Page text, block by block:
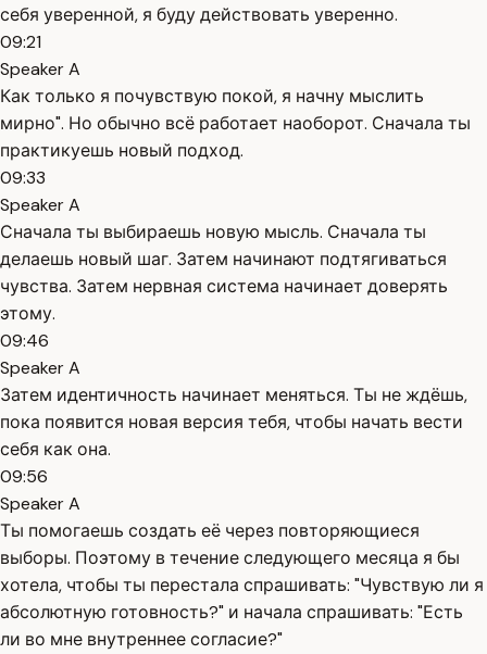
себя уверенной, я буду действовать уверенно.
09:21
Speaker A
Как только я почувствую покой, я начну мыслить
мирно". Но обычно всё работает наоборот. Сначала ты
практикуешь новый подход.
09:33
Speaker A
Сначала ты выбираешь новую мысль. Сначала ты
делаешь новый шаг. Затем начинают подтягиваться
чувства. Затем нервная система начинает доверять
этому.
09:46
Speaker A
Затем идентичность начинает меняться. Ты не ждёшь,
пока появится новая версия тебя, чтобы начать вести
себя как она.
09:56
Speaker A
Ты помогаешь создать её через повторяющиеся
выборы. Поэтому в течение следующего месяца я бы
хотела, чтобы ты перестала спрашивать: "Чувствую ли я
абсолютную готовность?" и начала спрашивать: "Есть
ли во мне внутреннее согласие?"